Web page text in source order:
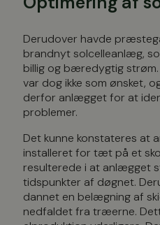
Derudover havde
brandnyt solcelleanlæg,
billig og bæredygtig
var dog ikke som ønsket,
derfor anlægget for at
problemer.
Det kunne konstateres at
installeret for tæt på et
resulterede i at anlægget
tidspunkter af døgnet.
dannet en belægning af
nedfaldet fra træerne.